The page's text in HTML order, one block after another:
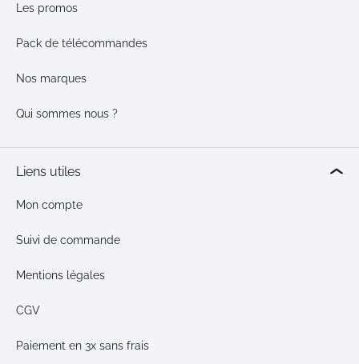
Les promos
Pack de télécommandes
Nos marques
Qui sommes nous ?
Liens utiles
Mon compte
Suivi de commande
Mentions légales
CGV
Paiement en 3x sans frais